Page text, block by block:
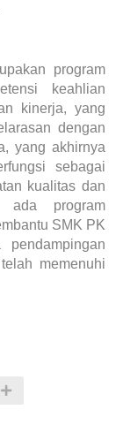
program
keahlian
kinerja, yang
dengan
yang akhirnya
sebagai
kualitas dan
program
SMK PK
memenuhi